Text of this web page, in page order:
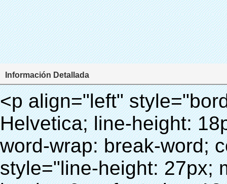
Información Detallada
<p align="left" style="border: 0px; font-family: Arial, Helvetica; line-height: 18px; vertical-align: baseline; word-wrap: break-word; color: #333333;"> <span style="line-height: 27px; margin: 0px; padding: 0px; border: 0px; font-size: 18px; font-style: inherit; font-weight: inherit; vertical-align: baseline;"> <span style="line-height: 27px; font-weight: bold;"> <span style="line-height: 27px; margin: 0px; padding: 0px; border: 0px; font-family: Arial; font-size: inherit; font-style: inherit; font-weight: inherit; vertical-align: baseline;"> Nombre del producto: automático máquina de la cubierta </span> </span> </span> </p> <p align="left" style="border: 0px; font-family: Arial, Helvetica; line-height: 18px; vertical-align: baseline; word-wrap: break-word; color: #333333;"> <span style="line-height: 27px; margin: 0px; padding: 0px; border: 0px; font-size: 18px; font-style: inherit; font-weight: inherit; vertical-align: baseline;"> <span style="line-height: 27px; font-weight: bold;"> <span style="line-height: 27px; margin: 0px; padding: 0px; border: 0px; font-family: Arial; font-size: inherit; font-style: inherit; font-weight: inherit; vertical-align: baseline;"> Modelo no.: XT-46C </span> </span> </span> </p> <p align="left" style="border: 0px; font-family: Arial, Helvetica; line-height: 18px; vertical-align: baseline; word-wrap: break-word; color: #333333;">&nbsp;</p> <p align="left" style="border: 0px; font-family: Arial, Helvetica; line-height: 18px; vertical-align: baseline; word-wrap: break-word; color: #333333;">&nbsp;</p> <div id="ali-anchor-AliPostDhMb-clgdl" style="padding-top: 8px;" data-section="AliPostDhMb-clgdl" data-section-title="Product Uses"> <div id="ali-title-AliPostDhMb-clgdl" style="padding: 8px 0px; border-bottom-style: solid;"> <span style="background-color: #ddd; color: #333; font-weight: bold; padding: 8px 10px; line-height: 12px;"> Producto utiliza </span> </div> <div style="padding: 10px 0px;"> <p>&nbsp;&nbsp;<img src="http://i03.i.aliimg.com/simg/single/icon/placeholder_100x100.png" data-src="http://g01.s.alicdn.com/kf/HTB1v.cvIXXXXXaaXpXXq6xXFXXXJ/200852200/HTB1v.cvIXXXXXaaXpXXq6xXFXXXJ.jpg" data-alt="Con 1000 unids cristal de la cubierta del zapato zapato automático cubierta de la máquina" width="700" style="background-color: #f5f5f5;" ori-width="800" ori-height="970" /> <noscript><img src="http://g01.s.alicdn.com/kf/HTB1v.cvIXXXXXaaXpXXq6xXFXXXJ/200852200/HTB1v.cvIXXXXXaaXpXXq6xXFXXXJ.jpg" alt="Con 1000 unids cristal de la cubierta del zapato zapato automático cubierta de la máquina" width="700" style="background-color: #f5f5f5;" ori-width="800" ori-height="970"></noscript> </p> <p><img src="http://i03.i.aliimg.com/simg/single/icon/placeholder_100x100.png" data-src="http://g04.s.alicdn.com/kf/HTB1AmpcHVXXXXXqXXXXq6xXFXXX3/200852200/HTB1AmpcHVXXXXXqXXXXq6xXFXXX3.jpg" data-alt="Con 1000 unids cristal de la cubierta del zapato zapato automático cubierta de la máquina" width="700" style="background-color: #f5f5f5;" ori-width="590" ori-height="588" /> <noscript><img src="http://g04.s.alicdn.com/kf/HTB1AmpcHVXXXXXqXXXXq6xXFXXX3/200852200/HTB1AmpcHVXXXXXqXXXXq6xXFXXX3.jpg" alt="Con 1000 unids cristal de la cubierta del zapato zapato automático cubierta de la máquina" width="700" style="background-color: #f5f5f5;" ori-width="590" ori-height="588"></noscript> </p> <p>&nbsp;</p> </div> </div> <div id="ali-anchor-AliPostDhMb-iodkx" style="padding-top: 8px;" data-section="AliPostDhMb-iodkx" data-section-title="Technology"> <div id="ali-title-AliPostDhMb-iodkx" style="padding: 8px 0px; border-bottom-style: solid;"> <span style="background-color: #ddd; color: #333; font-weight: bold; padding: 8px 10px; line-height: 12px;"> Tecnología </span> </div> <div style="padding: 10px 0px;"> <p>&nbsp;</p> <p style="background-color: #f5f5f5;"> <span style="line-height: normal; font-family: Arial;"> Esta máquina de la cubierta automática utiliza el principio de que <span style="line-height: 21px; color: #0000ff;"> <strong> <span style="line-height: 21px; color: #99cc00;"> <em> T </em> </span> </strong> </span> </span> <strong> <span style="line-height: 21px; color: #99cc00;"> <em> <span style="line-height: normal; font-family: Arial;"> Hermo film retráctil se reducirá en </span> </em> </span> </strong> </p> <p style="background-color: #f5f5f5;"> <span style="line-height: 21px; font-size: 14px;"> <strong> <em> <span style="line-height: normal; font-family: Arial; color: #99cc00;"> Temperatura adecuada </span> </em> </strong> <span style="line-height: normal; font-family: Arial;"> <strong> <em> <span style="line-height: 21px; color: